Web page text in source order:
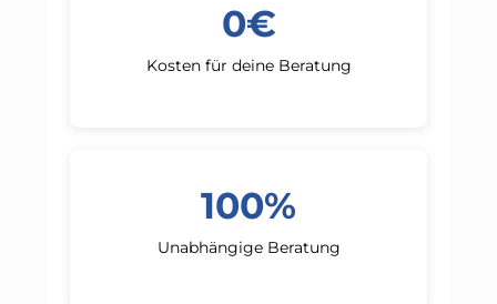
0€
Kosten für deine Beratung
100%
Unabhängige Beratung